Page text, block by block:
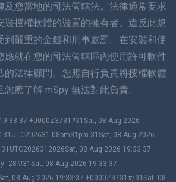
及您當地的司法管轄法。法律通常要求
裝授權軟體的裝置的擁有者。違反此規
到嚴重的金錢和刑事處罰。在安裝和使
應就在您的司法管轄區內使用許可軟件
的法律顧問。您應自行負責將授權軟體
您應了解 mSpy 無法對此負責。.
+0000Z3731#31Sat, 08 Aug 2026
08pm31pm-31Sat, 08 Aug 2026
08 Aug 2026 19:33:37
08 Aug 2026 19:33:37
08 Aug 2026 19:33:37 +0000Z3731#/31Sat, 08